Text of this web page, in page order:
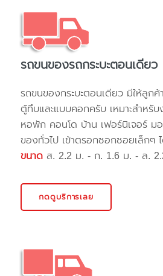
รถขนของรถกระบะตอนเดียว
รถขนของกระบะตอนเดียว มีให้ลูกค้
ตู้ทึบและแบบคอกครับ เหมาะสำหรั
หอพัก คอนโด บ้าน เฟอร์นิเจอร์ ม
ของทั่วไป เข้าตรอกซอกซอยเล็กๆ
ขนาด ส. 2.2 ม. - ก. 1.6 ม. - ล.
กดดูบริการเลย